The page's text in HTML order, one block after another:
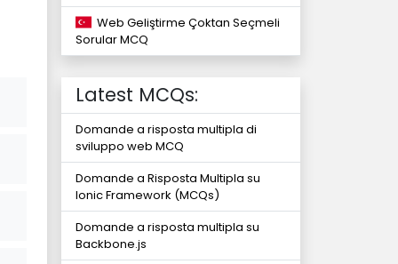
Web Geliştirme Çoktan Seçmeli
Sorular MCQ
Latest MCQs:
Domande a risposta multipla di
sviluppo web MCQ
Domande a Risposta Multipla su
Ionic Framework (MCQs)
Domande a risposta multipla su
Backbone.js